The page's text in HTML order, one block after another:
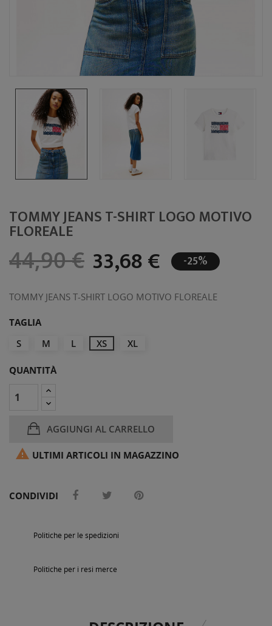
TOMMY JEANS T-SHIRT LOGO MOTIVO
FLOREALE
44,90 € 33,68 € -25%
TOMMY JEANS T-SHIRT LOGO MOTIVO FLOREALE
TAGLIA
S
M L XS XL
QUANTITÀ
AGGIUNGI AL CARRELLO
 ULTIMI ARTICOLI IN MAGAZZINO
CONDIVIDI
Politiche per le spedizioni
Politiche per i resi merce